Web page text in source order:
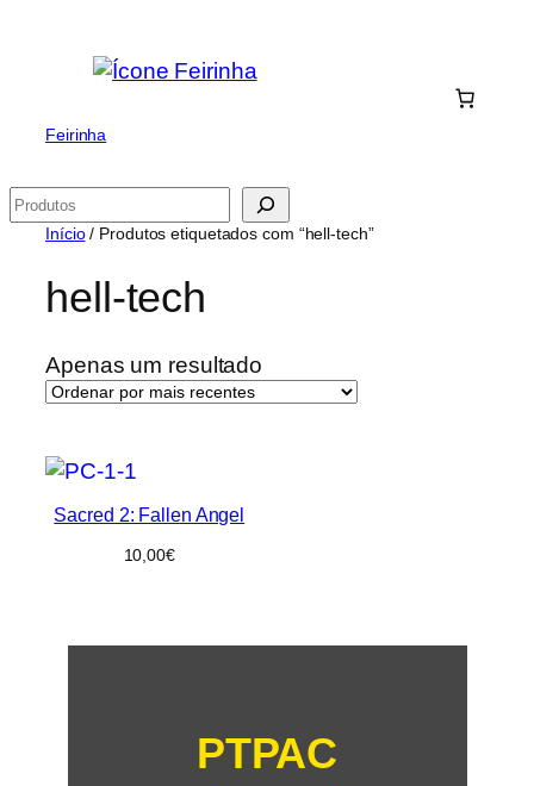
Feirinha
Pesquisar
Início/ Produtos etiquetados com “hell-tech”
hell-tech
Apenas um resultado
Sacred 2: Fallen Angel
10,00€
PTPAC